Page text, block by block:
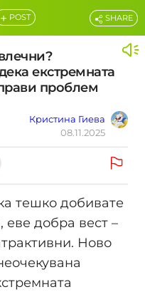
+ POST
екстремната
проблем
Кристина Гиева
08.11.2025
SHARE
тешко добивате
еве добра вест –
Ново